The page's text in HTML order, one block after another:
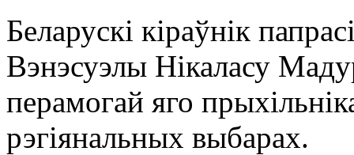
Беларускі кіраўнік
Вэнэсуэлы Нікаласу
перамогай яго
рэгіянальных выбарах.